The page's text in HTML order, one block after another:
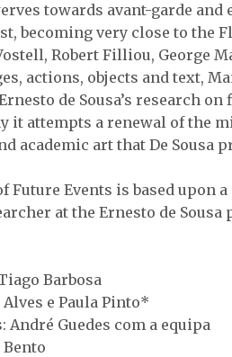
towards avant-garde and
becoming very close to the
Robert Filliou, George
actions, objects and text,
de Sousa’s research
it attempts a renewal of the
academic art that De Sousa
Events is based upon a
at the Ernesto de Sousa
Barbosa
e Paula Pinto*
André Guedes com a equipa
Bento